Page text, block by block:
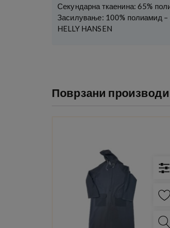
Секундарна ткаенина: 65%
Засилување: 100% полиамид –
HELLY HANSEN
Поврзани производи